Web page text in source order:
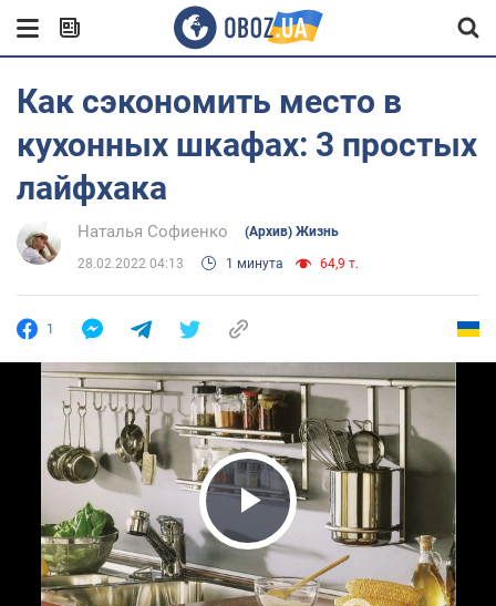
Как сэкономить место в
кухонных шкафах: 3 простых
лайфхака
Наталья Софиенко (Архив) Жизнь
28.02.2022 04:13 1 минута 64,9 т.
1
Play Video